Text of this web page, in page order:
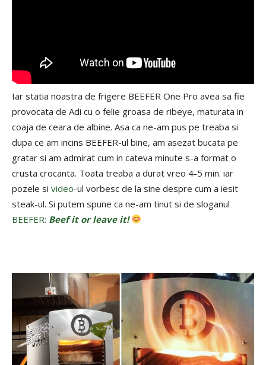
Iar statia noastra de frigere BEEFER One Pro avea sa fie
provocata de Adi cu o felie groasa de ribeye, maturata in
coaja de ceara de albine. Asa ca ne-am pus pe treaba si
dupa ce am incins BEEFER-ul bine, am asezat bucata pe
gratar si am admirat cum in cateva minute s-a format o
crusta crocanta. Toata treaba a durat vreo 4-5 min. iar
pozele si video-ul vorbesc de la sine despre cum a iesit
steak-ul. Si putem spune ca ne-am tinut si de sloganul
BEEFER: Beef it or leave it!